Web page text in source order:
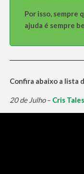
Por isso, sempre
ajuda é sempre
Confira abaixo a lista
20 de Julho– Cris